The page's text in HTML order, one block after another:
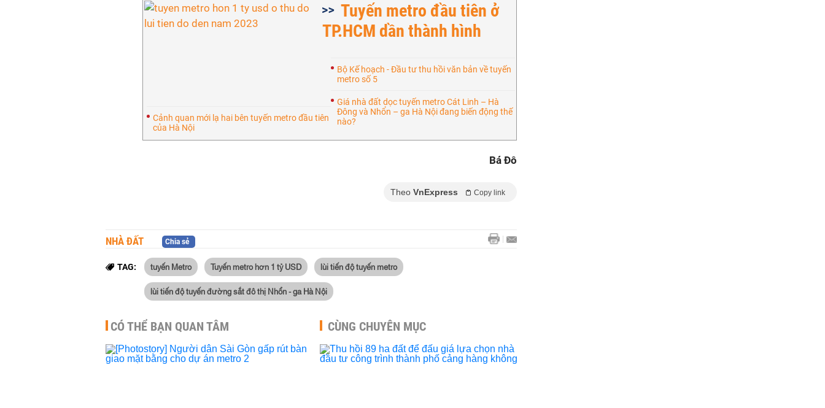
Tuyến metro đầu tiên ở
TP.HCM dần thành hình
Bộ Kế hoạch - Đầu tư thu hồi văn bản về tuyến
metro số 5
Giá nhà đất dọc tuyến metro Cát Linh – Hà
Đông và Nhổn – ga Hà Nội đang biến động thế
nào?
Cảnh quan mới lạ hai bên tuyến metro đầu tiên
của Hà Nội
Bá Đô
Theo VnExpress Copy link
NHÀ ĐẤT Chia sẻ
TAG: tuyến Metro Tuyến metro hơn 1 tỷ USD lùi tiến độ tuyến metro
lùi tiến độ tuyến đường sắt đô thị Nhổn - ga Hà Nội
CÓ THỂ BẠN QUAN TÂM CÙNG CHUYÊN MỤC